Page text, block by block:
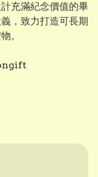
充滿紀念價值的畢
，致力打造可長期
。